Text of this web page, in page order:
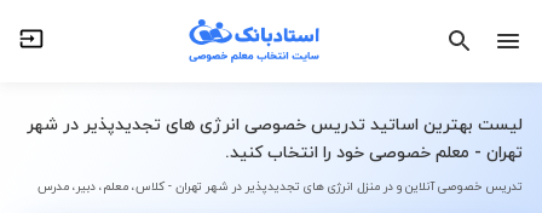
لیست بهترین اساتید تدریس خصوصی انرژی های تجدیدپذیر در شهر
تهران - معلم خصوصی خود را انتخاب کنید.
تدریس خصوصی آنلاین و در منزل انرژی های تجدیدپذیر در شهر تهران - کلاس، معلم، دبیر، مدرس
انرژی های تجدیدپذیر